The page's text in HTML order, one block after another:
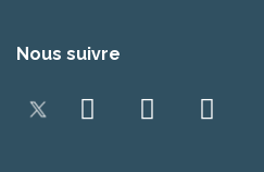
Nous suivre